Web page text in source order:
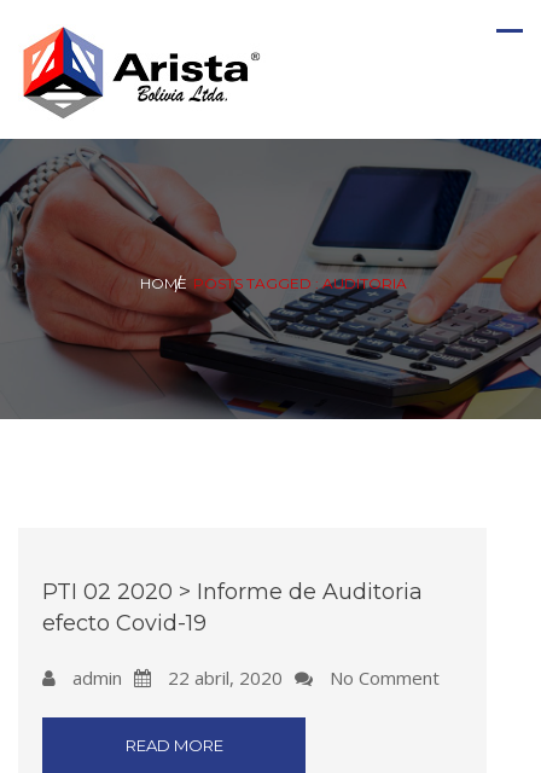
HOME POSTS TAGGED : AUDITORIA
PTI 02 2020 > Informe de Auditoria
efecto Covid-19
admin 22 abril, 2020 No Comment
READ MORE